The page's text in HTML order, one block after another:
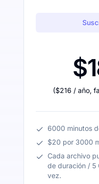
($216 / año,
6000 minutos
$20 por 3000
Cada archivo
de duración / 5
vez.